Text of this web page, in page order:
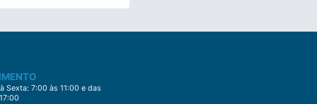
Sexta: 7:00 às 11:00 e das